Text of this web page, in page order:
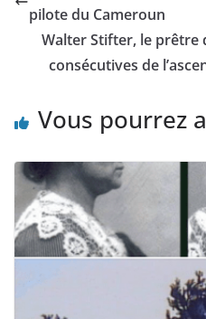
pilote du Cameroun
Walter Stifter, le prêtre
consécutives de
Vous pourrez